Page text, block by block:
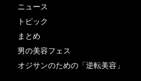
ニュース
トピック
まとめ
男の美容フェス
オジサンのための「逆転美容」